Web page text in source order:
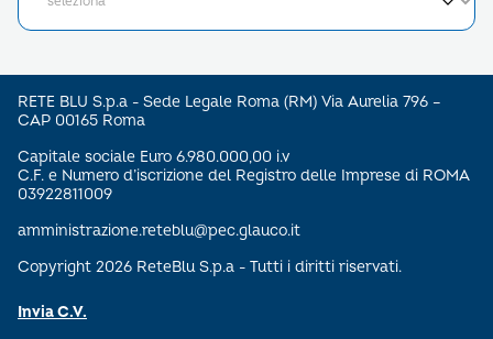
RETE BLU S.p.a - Sede Legale Roma (RM) Via Aurelia 796 –
CAP 00165 Roma
Capitale sociale Euro 6.980.000,00 i.v
C.F. e Numero d’iscrizione del Registro delle Imprese di ROMA
03922811009
amministrazione.reteblu@pec.glauco.it
Copyright 2026 ReteBlu S.p.a - Tutti i diritti riservati.
Invia C.V.